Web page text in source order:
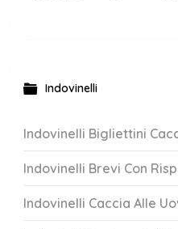
Indovinelli
Indovinelli Bigliettini
Indovinelli Brevi Con
Indovinelli Caccia Alle